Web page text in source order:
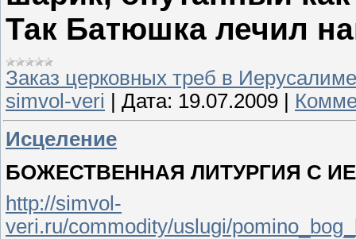
Так Батюшка лечил
Заказ церковных треб в Иерусалиме
simvol-veri
Дата: 19.07.2009
Исцеление
БОЖЕСТВЕННАЯ ЛИТУРГИЯ С
http://simvol-
veri.ru/commodity/uslugi/